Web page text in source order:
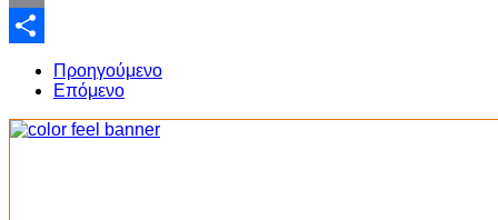
Email
Share
Προηγούμενο
Επόμενο